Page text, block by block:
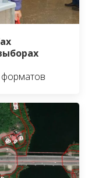
форматов